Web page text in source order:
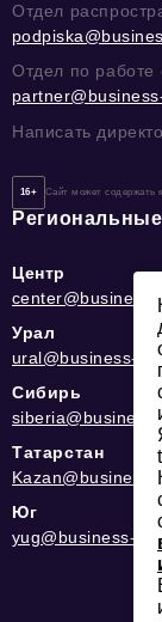
Отдел
Отдел по работе
Написать
16+ Сайт может содержать
Центр
Урал
ural@business-
Сибирь
Татарстан
Юг
yug@business-